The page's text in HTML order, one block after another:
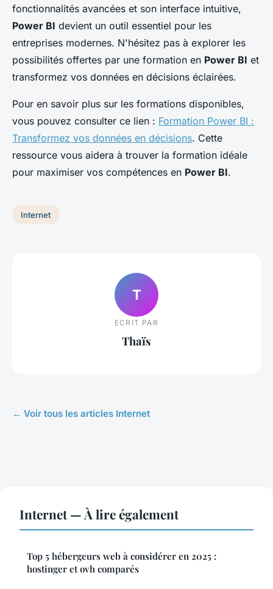
fonctionnalités avancées et son interface intuitive,
Power BI devient un outil essentiel pour les
entreprises modernes. N'hésitez pas à explorer les
possibilités offertes par une formation en Power BI et
transformez vos données en décisions éclairées.
Pour en savoir plus sur les formations disponibles,
vous pouvez consulter ce lien : Formation Power BI :
Transformez vos données en décisions. Cette
ressource vous aidera à trouver la formation idéale
pour maximiser vos compétences en Power BI.
Internet
T
ECRIT PAR
Thaïs
← Voir tous les articles Internet
Internet — À lire également
Top 5 hébergeurs web à considérer en 2025 :
hostinger et ovh comparés